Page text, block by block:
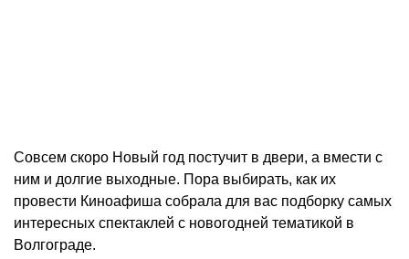
Совсем скоро Новый год постучит в двери, а вмести с
ним и долгие выходные. Пора выбирать, как их
провести Киноафиша собрала для вас подборку самых
интересных спектаклей с новогодней тематикой в
Волгограде.